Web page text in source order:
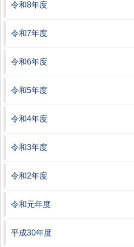
令和8年度
令和7年度
令和6年度
令和5年度
令和4年度
令和3年度
令和2年度
令和元年度
平成30年度